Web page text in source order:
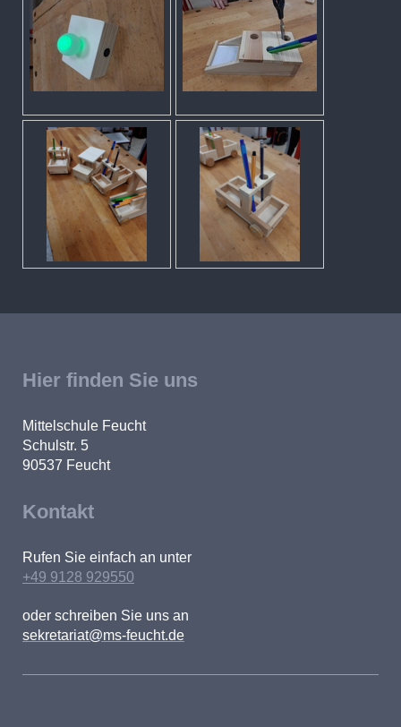
Hier finden Sie uns
Mittelschule Feucht
Schulstr. 5
90537 Feucht
Kontakt
Rufen Sie einfach an unter
+49 9128 929550
oder schreiben Sie uns an
sekretariat@ms-feucht.de